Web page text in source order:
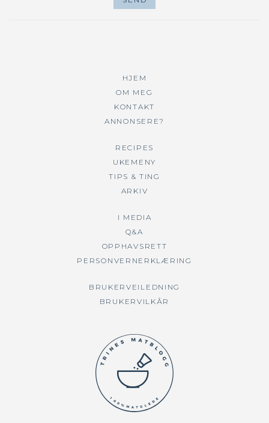
HJEM
OM MEG
KONTAKT
ANNONSERE?
RECIPES
UKEMENY
TIPS & TING
ARKIV
I MEDIA
Q&A
OPPHAVSRETT
PERSONVERNERKLÆRING
BRUKERVEILEDNING
BRUKERVILKÅR